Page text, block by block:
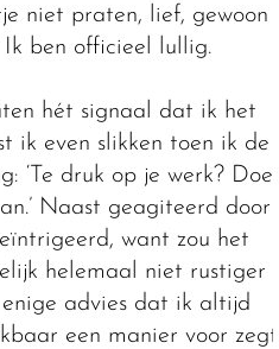
niet praten, lief, gewoon
Ik ben officieel lullig.
hét signaal dat ik het
ik even slikken toen ik de
‘Te druk op je werk? Doe
Naast geagiteerd door
want zou het
helemaal niet rustiger
advies dat ik altijd
een manier voor zegt